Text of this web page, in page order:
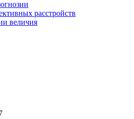
расстройств
величия